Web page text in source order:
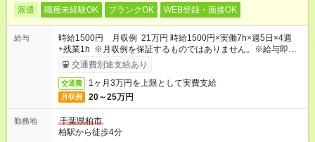
派遣 職種未経験OK ブランクOK WEB登録・面接OK
給与
時給1500円 月収例 21万円 時給1500円×実働7h×週5日×4週
+残業1h ※月収例を保証するものではありません。※給与即受取
りサービス利用可（利用条件有）
交通費別途支給あり
交通費 1ヶ月3万円を上限として実費支給
月収例 20～25万円
勤務地
千葉県柏市
柏駅から徒歩4分